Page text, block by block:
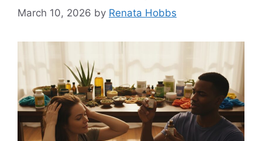
March 10, 2026 by Renata Hobbs